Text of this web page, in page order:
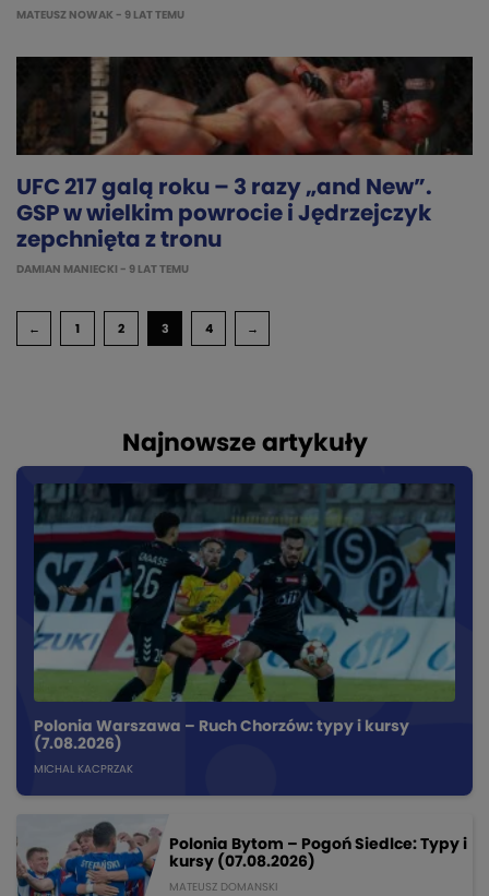
MATEUSZ NOWAK - 9 LAT TEMU
UFC 217 galą roku – 3 razy „and New”.
GSP w wielkim powrocie i Jędrzejczyk
zepchnięta z tronu
DAMIAN MANIECKI - 9 LAT TEMU
← 1 2 3 4 →
Najnowsze artykuły
Polonia Warszawa – Ruch Chorzów: typy i kursy
(7.08.2026)
MICHAL KACPRZAK
Polonia Bytom – Pogoń Siedlce: Typy i
kursy (07.08.2026)
MATEUSZ DOMANSKI